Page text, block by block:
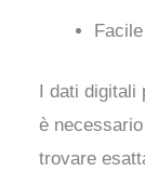
I dati
è
trovare